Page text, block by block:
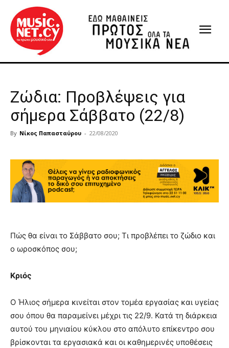
Ζώδια: Προβλέψεις για
σήμερα Σάββατο (22/8)
By Νίκος Παπασταύρου - 22/08/2020
Πώς θα είναι το Σάββατο σου; Τι προβλέπει το ζώδιο και
ο ωροσκόπος σου;
Κριός
Ο Ήλιος σήμερα κινείται στον τομέα εργασίας και υγείας
σου όπου θα παραμείνει μέχρι τις 22/9. Κατά τη διάρκεια
αυτού του μηνιαίου κύκλου στο απόλυτο επίκεντρο σου
βρίσκονται τα εργασιακά και οι καθημερινές υποθέσεις